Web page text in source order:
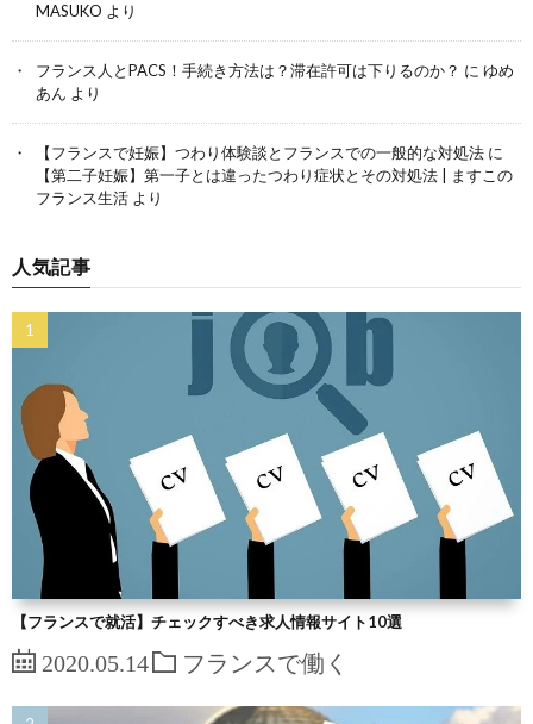
MASUKO より
フランス人とPACS！手続き方法は？滞在許可は下りるのか？ に ゆめ
あん より
【フランスで妊娠】つわり体験談とフランスでの一般的な対処法 に
【第二子妊娠】第一子とは違ったつわり症状とその対処法 | ますこの
フランス生活 より
人気記事
【フランスで就活】チェックすべき求人情報サイト10選
2020.05.14 フランスで働く